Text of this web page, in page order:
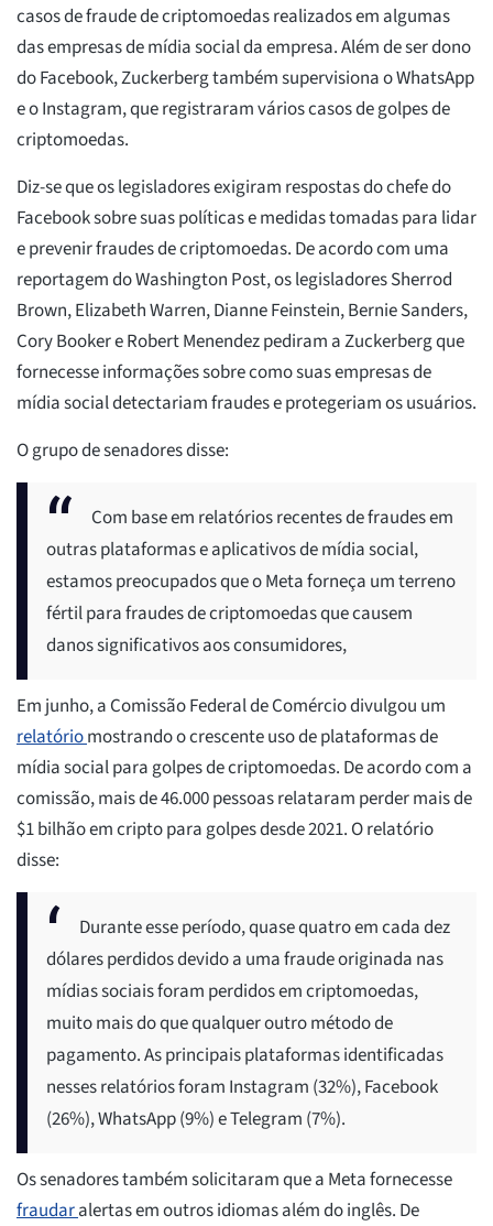
casos de fraude de criptomoedas realizados em algumas
das empresas de mídia social da empresa. Além de ser dono
do Facebook, Zuckerberg também supervisiona o WhatsApp
e o Instagram, que registraram vários casos de golpes de
criptomoedas.
Diz-se que os legisladores exigiram respostas do chefe do
Facebook sobre suas políticas e medidas tomadas para lidar
e prevenir fraudes de criptomoedas. De acordo com uma
reportagem do Washington Post, os legisladores Sherrod
Brown, Elizabeth Warren, Dianne Feinstein, Bernie Sanders,
Cory Booker e Robert Menendez pediram a Zuckerberg que
fornecesse informações sobre como suas empresas de
mídia social detectariam fraudes e protegeriam os usuários.
O grupo de senadores disse:
Com base em relatórios recentes de fraudes em
outras plataformas e aplicativos de mídia social,
estamos preocupados que o Meta forneça um terreno
fértil para fraudes de criptomoedas que causem
danos significativos aos consumidores,
Em junho, a Comissão Federal de Comércio divulgou um
relatóriomostrando o crescente uso de plataformas de
mídia social para golpes de criptomoedas. De acordo com a
comissão, mais de 46.000 pessoas relataram perder mais de
$1 bilhão em cripto para golpes desde 2021. O relatório
disse:
Durante esse período, quase quatro em cada dez
dólares perdidos devido a uma fraude originada nas
mídias sociais foram perdidos em criptomoedas,
muito mais do que qualquer outro método de
pagamento. As principais plataformas identificadas
nesses relatórios foram Instagram (32%), Facebook
(26%), WhatsApp (9%) e Telegram (7%).
Os senadores também solicitaram que a Meta fornecesse
fraudaralertas em outros idiomas além do inglês. De